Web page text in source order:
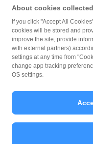
反社会的勢力に対する方針
勧誘方針
マネロン等基本方針
カスタマーハラスメントに関する
©
About cookies
If you click "Accept All
cookies will be stored and
improve the site, provide
with external partners)
settings at any time from
change app tracking
OS settings.